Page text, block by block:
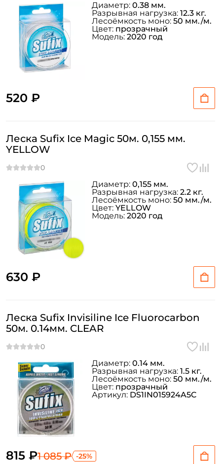
520 ₽
Диаметр: 0.38 мм.
Разрывная нагрузка: 12.3 кг.
Лесоёмкость моно: 50 мм./м.
Цвет: прозрачный
Модель: 2020 год
Леска Sufix Ice Magic 50м. 0,155 мм.
YELLOW
630 ₽
Диаметр: 0,155 мм.
Разрывная нагрузка: 2.2 кг.
Лесоёмкость моно: 50 мм./м.
Цвет: YELLOW
Модель: 2020 год
Леска Sufix Invisiline Ice Fluorocarbon
50м. 0.14мм. CLEAR
815 ₽1 085 ₽ -25%
Диаметр: 0.14 мм.
Разрывная нагрузка: 1.5 кг.
Лесоёмкость моно: 50 мм./м.
Цвет: прозрачный
Артикул: DS1IN015924A5C